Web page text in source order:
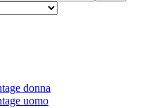
donna
uomo